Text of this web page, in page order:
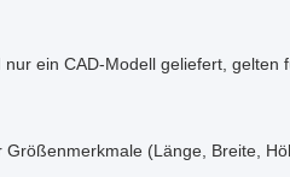
nur ein CAD-Modell geliefert, gelten
Größenmerkmale (Länge, Breite,